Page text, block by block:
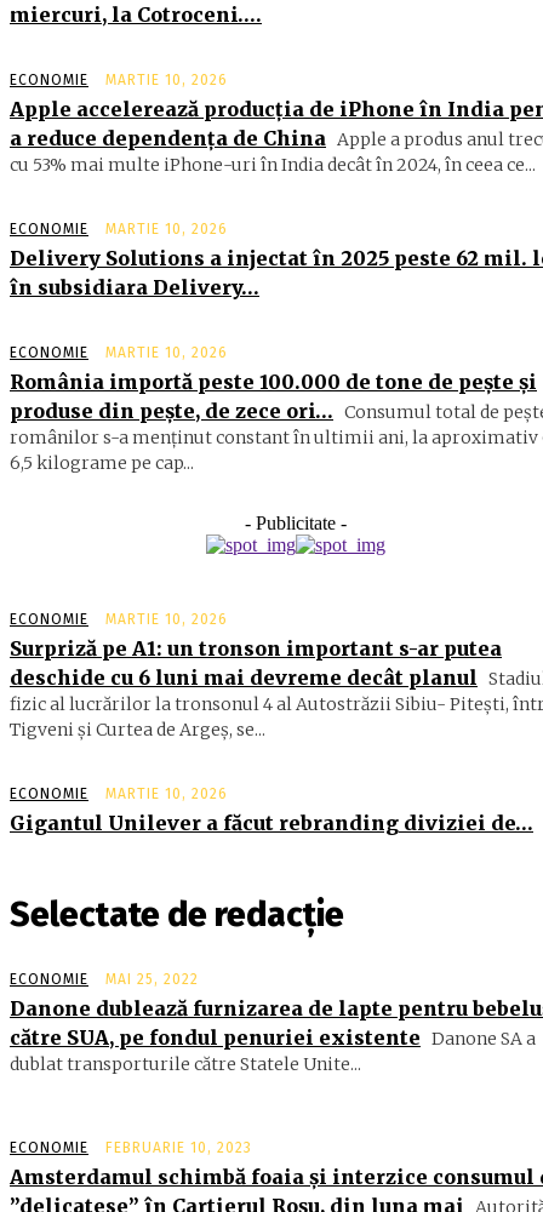
miercuri, la Cotroceni….
ECONOMIE MARTIE 10, 2026
Apple accelerează producția de iPhone în India
a reduce dependența de China Apple a produs anul
cu 53% mai multe iPhone-uri în India decât în 2024, în ceea ce...
ECONOMIE MARTIE 10, 2026
Delivery Solutions a injectat în 2025 peste 62 mil.
în subsidiara Delivery…
ECONOMIE MARTIE 10, 2026
România importă peste 100.000 de tone de peşte şi
produse din peşte, de zece ori… Consumul total de
ro­mâ­nilor s-a menţinut constant în ul­timii ani, la aproximativ
6,5 ki­lograme pe cap...
- Publicitate -
ECONOMIE MARTIE 10, 2026
Surpriză pe A1: un tronson important s-ar putea
deschide cu 6 luni mai devreme decât planul
fizic al lucrărilor la tronsonul 4 al Autostrăzii Sibiu- Piteşti,
Tigveni şi Curtea de Argeş, se...
ECONOMIE MARTIE 10, 2026
Gigantul Unilever a făcut rebranding diviziei de…
Selectate de redacție
ECONOMIE MAI 25, 2022
Danone dublează furnizarea de lapte pentru
către SUA, pe fondul penuriei existente Danone SA a
dublat transporturile către Statele Unite...
ECONOMIE FEBRUARIE 10, 2023
Amsterdamul schimbă foaia și interzice consumul
”delicatese” în Cartierul Roșu, din luna mai